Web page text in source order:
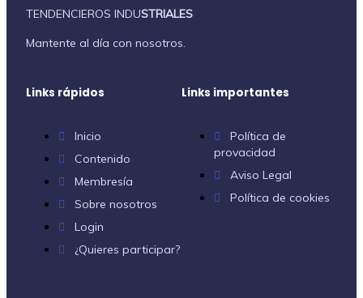
TENDENCIEROS INDUSTRIALES
Mantente al día con nosotros.
Links rápidos
Inicio
Contenido
Membresía
Sobre nosotros
Login
¿Quieres participar?
Links importantes
Política de
provacidad
Aviso Legal
Política de cookies